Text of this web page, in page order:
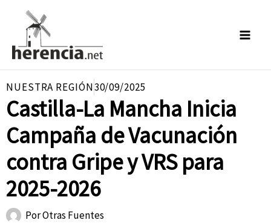
contenido
NUESTRA REGIÓN30/09/2025
Castilla-La Mancha Inicia
Campaña de Vacunación
contra Gripe y VRS para
2025-2026
PorOtras Fuentes